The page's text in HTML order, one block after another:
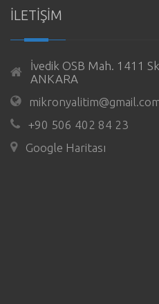
İLETİŞİM
İvedik OSB Mah. 1411
ANKARA
+90 506 402 84 23
Google Haritası